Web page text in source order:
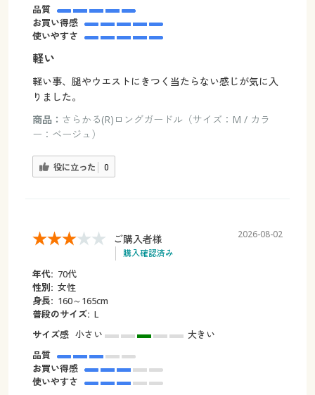
品質
お買い得感
使いやすさ
軽い
軽い事、腿やウエストにきつく当たらない感じが気に入
りました。
商品： さらかる(R)ロングガードル（サイズ：M / カラ
ー：ベージュ）
役に立った 0
ご購入者様
購入確認済み
2026-08-02
年代: 70代
性別: 女性
身長: 160～165cm
普段のサイズ: L
サイズ感 小さい
大きい
品質
お買い得感
使いやすさ